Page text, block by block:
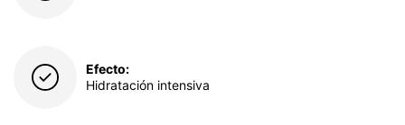
Efecto:
Hidratación intensiva